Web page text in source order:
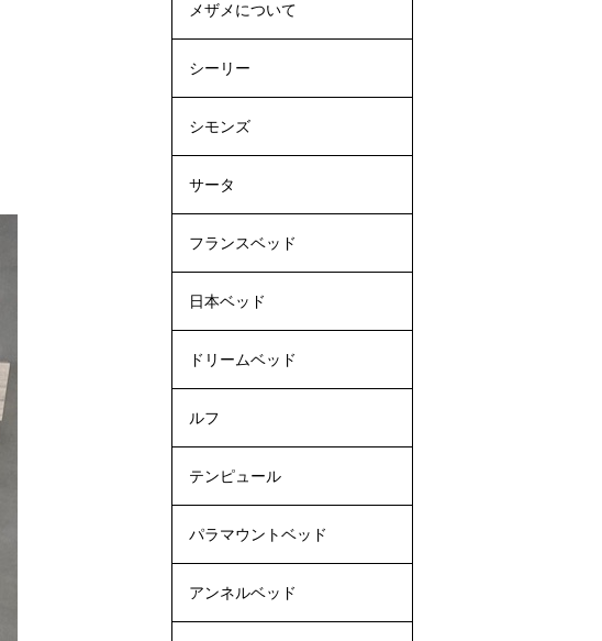
メザメについて
シーリー
シモンズ
サータ
フランスベッド
日本ベッド
ドリームベッド
ルフ
テンピュール
パラマウントベッド
アンネルベッド